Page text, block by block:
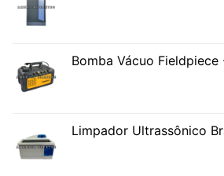
Bomba Vácuo Fieldpiece
Limpador Ultrassônico